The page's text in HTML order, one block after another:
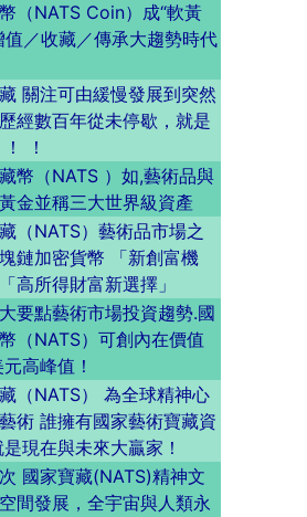
（NATS Coin）成“軟黃
值／收藏／傳承大趨勢時代
關注可由緩慢發展到突然
經數百年從未停歇，就是
！
幣（NATS ）如,藝術品與
金並稱三大世界級資產
（NATS）藝術品市場之
鏈加密貨幣 「新創富機
高所得財富新選擇」
要點藝術市場投資趨勢.國
（NATS）可創內在價值
高峰值！
（NATS） 為全球精神心
術 誰擁有國家藝術寶藏資
現在與未來大贏家！
國家寶藏(NATS)精神文
間發展，全宇宙與人類永